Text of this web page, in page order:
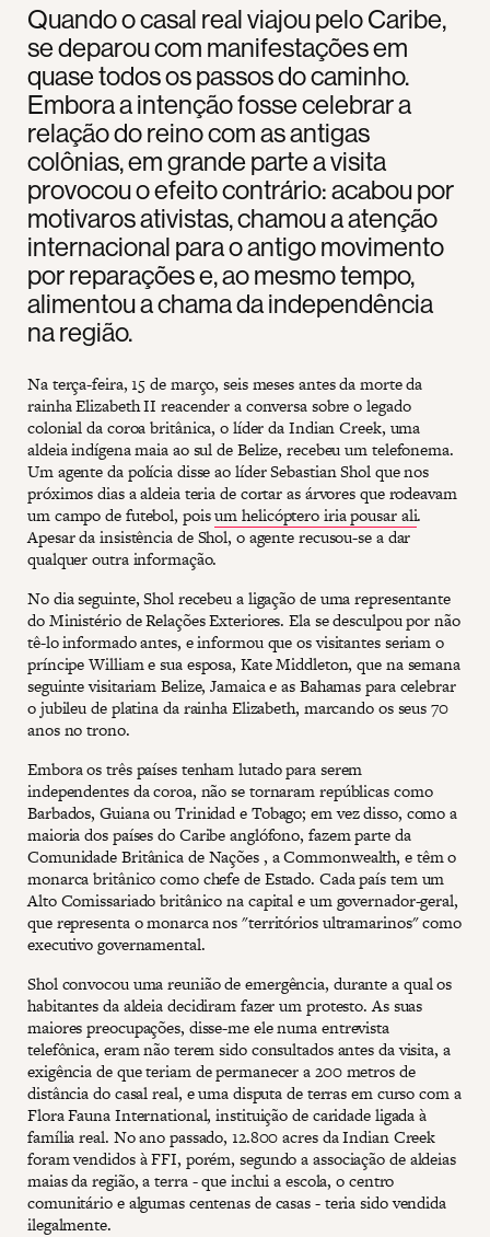
Quando o casal real viajou pelo Caribe,
se deparou com manifestações em
quase todos os passos do caminho.
Embora a intenção fosse celebrar a
relação do reino com as antigas
colônias, em grande parte a visita
provocou o efeito contrário: acabou por
motivaros ativistas, chamou a atenção
internacional para o antigo movimento
por reparações e, ao mesmo tempo,
alimentou a chama da independência
na região.
Na terça-feira, 15 de março, seis meses antes da morte da
rainha Elizabeth II reacender a conversa sobre o legado
colonial da coroa britânica, o líder da Indian Creek, uma
aldeia indígena maia ao sul de Belize, recebeu um telefonema.
Um agente da polícia disse ao líder Sebastian Shol que nos
próximos dias a aldeia teria de cortar as árvores que rodeavam
um campo de futebol, poisum helicóptero iria pousar ali.
Apesar da insistência de Shol, o agente recusou-se a dar
qualquer outra informação.
No dia seguinte, Shol recebeu a ligação de uma representante
do Ministério de Relações Exteriores. Ela se desculpou por não
tê-lo informado antes, e informou que os visitantes seriam o
príncipe William e sua esposa, Kate Middleton, que na semana
seguinte visitariam Belize, Jamaica e as Bahamas para celebrar
o jubileu de platina da rainha Elizabeth, marcando os seus 70
anos no trono.
Embora os três países tenham lutado para serem
independentes da coroa, não se tornaram repúblicas como
Barbados, Guiana ou Trinidad e Tobago; em vez disso, como a
maioria dos países do Caribe anglófono, fazem parte da
Comunidade Britânica de Nações , a Commonwealth, e têm o
monarca britânico como chefe de Estado. Cada país tem um
Alto Comissariado britânico na capital e um governador-geral,
que representa o monarca nos "territórios ultramarinos" como
executivo governamental.
Shol convocou uma reunião de emergência, durante a qual os
habitantes da aldeia decidiram fazer um protesto. As suas
maiores preocupações, disse-me ele numa entrevista
telefônica, eram não terem sido consultados antes da visita, a
exigência de que teriam de permanecer a 200 metros de
distância do casal real, e uma disputa de terras em curso com a
Flora Fauna International, instituição de caridade ligada à
família real. No ano passado, 12.800 acres da Indian Creek
foram vendidos à FFI, porém, segundo a associação de aldeias
maias da região, a terra - que inclui a escola, o centro
comunitário e algumas centenas de casas - teria sido vendida
ilegalmente.